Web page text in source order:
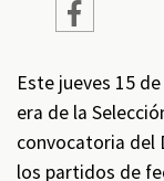
Este jueves 15
era de la
convocatoria del
los partidos de